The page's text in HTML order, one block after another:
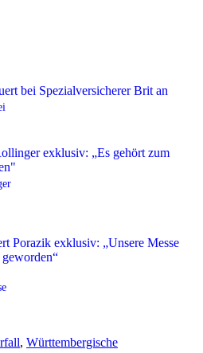
, Württembergische